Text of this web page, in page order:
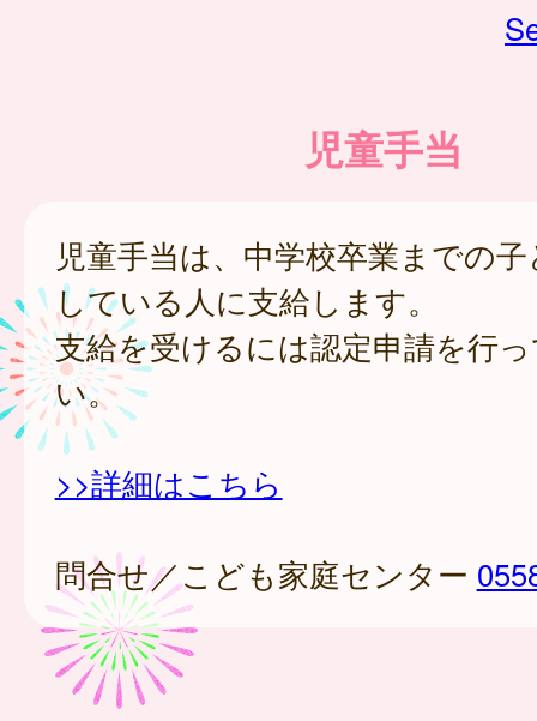
児童手当
児童手当は、中学校卒業までの
している人に支給します。
支給を受けるには認定申請を行
い。
>>詳細はこちら
問合せ／こども家庭センター